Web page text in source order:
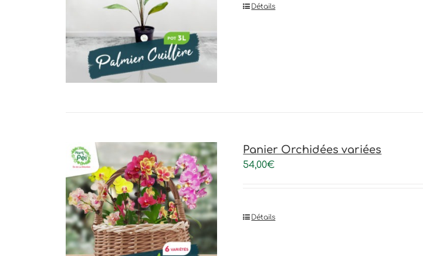
Détails
Panier Orchidées variées
54,00€
Détails